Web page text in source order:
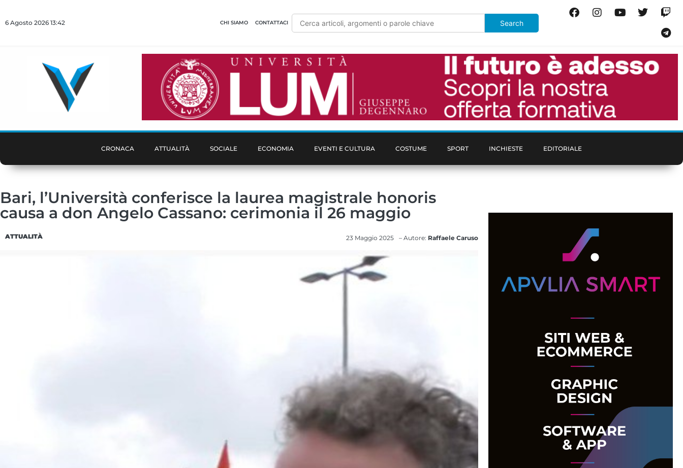
6 Agosto 2026 13:42 CHI SIAMO CONTATTACI
CRONACA ATTUALITÀ SOCIALE ECONOMIA EVENTI E CULTURA COSTUME SPORT INCHIESTE EDITORIALE
Bari, l’Università conferisce la laurea magistrale honoris
causa a don Angelo Cassano: cerimonia il 26 maggio
ATTUALITÀ 23 Maggio 2025 – Autore: Raffaele Caruso